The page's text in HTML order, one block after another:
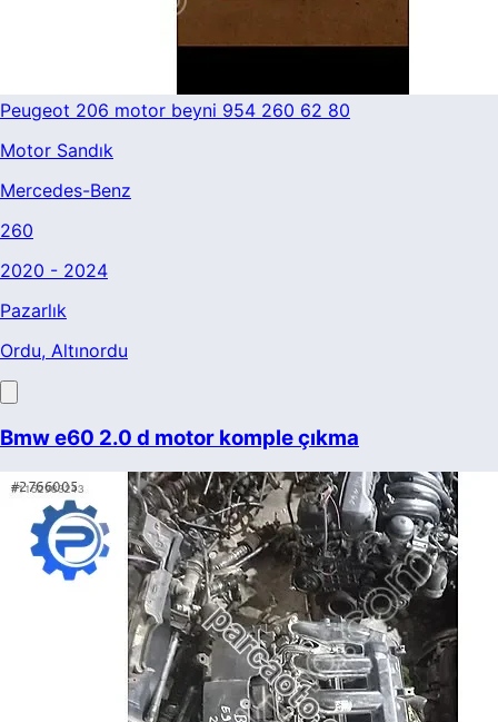
Peugeot 206 motor beyni 954 260 62 80
Motor Sandık
Mercedes-Benz
260
2020 - 2024
Pazarlık
Ordu, Altınordu
Bmw e60 2.0 d motor komple çıkma